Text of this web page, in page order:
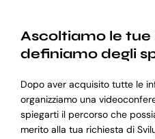
Ascoltiamo le tue
definiamo degli
Dopo aver acquisito tutte le
organizziamo una
spiegarti il percorso che
merito alla tua richiesta di